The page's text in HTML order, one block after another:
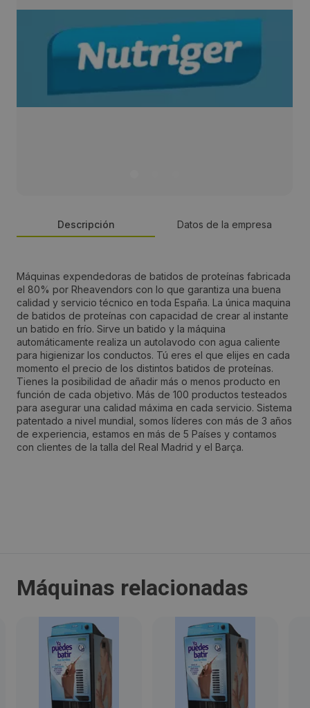
Descripción Datos de la empresa
Máquinas expendedoras de batidos de proteínas fabricada
el 80% por Rheavendors con lo que garantiza una buena
calidad y servicio técnico en toda España. La única maquina
de batidos de proteínas con capacidad de crear al instante
un batido en frío. Sirve un batido y la máquina
automáticamente realiza un autolavodo con agua caliente
para higienizar los conductos. Tú eres el que elijes en cada
momento el precio de los distintos batidos de proteínas.
Tienes la posibilidad de añadir más o menos producto en
función de cada objetivo. Más de 100 productos testeados
para asegurar una calidad máxima en cada servicio. Sistema
patentado a nivel mundial, somos líderes con más de 3 años
de experiencia, estamos en más de 5 Países y contamos
con clientes de la talla del Real Madrid y el Barça.
Persona de contacto:
Gerard Téllez de Meneses
Dirección:
Diputación, 314-1-1
Localidad:
Barcelona
País:
España
Teléfono:
672385827
Máquinas relacionadas